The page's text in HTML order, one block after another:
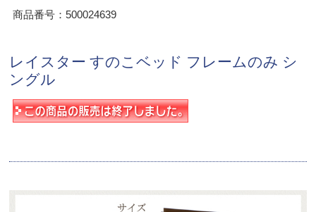
商品番号：500024639
レイスター すのこベッド フレームのみ シ
ングル